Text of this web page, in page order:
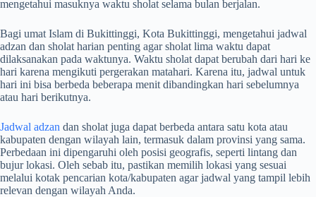
mengetahui masuknya waktu sholat selama bulan berjalan.
Bagi umat Islam di Bukittinggi, Kota Bukittinggi, mengetahui jadwal
adzan dan sholat harian penting agar sholat lima waktu dapat
dilaksanakan pada waktunya. Waktu sholat dapat berubah dari hari ke
hari karena mengikuti pergerakan matahari. Karena itu, jadwal untuk
hari ini bisa berbeda beberapa menit dibandingkan hari sebelumnya
atau hari berikutnya.
Jadwal adzan dan sholat juga dapat berbeda antara satu kota atau
kabupaten dengan wilayah lain, termasuk dalam provinsi yang sama.
Perbedaan ini dipengaruhi oleh posisi geografis, seperti lintang dan
bujur lokasi. Oleh sebab itu, pastikan memilih lokasi yang sesuai
melalui kotak pencarian kota/kabupaten agar jadwal yang tampil lebih
relevan dengan wilayah Anda.